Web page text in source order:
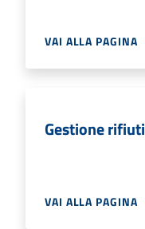
VAI ALLA PAGINA
Gestione rifiuti
VAI ALLA PAGINA